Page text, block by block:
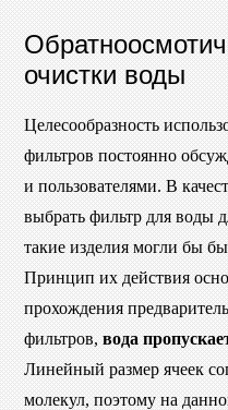
очистки воды
Целесообразность
фильтров постоянно
и пользователями. В
выбрать фильтр для воды
такие изделия могли бы
Принцип их действия
прохождения
фильтров, вода
Линейный размер ячеек
молекул, поэтому на